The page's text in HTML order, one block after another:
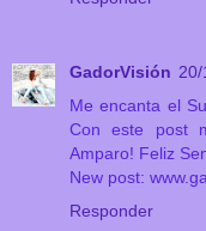
GadorVisión 20/
Me encanta el
Con este post
Amparo! Feliz
New post:
Responder